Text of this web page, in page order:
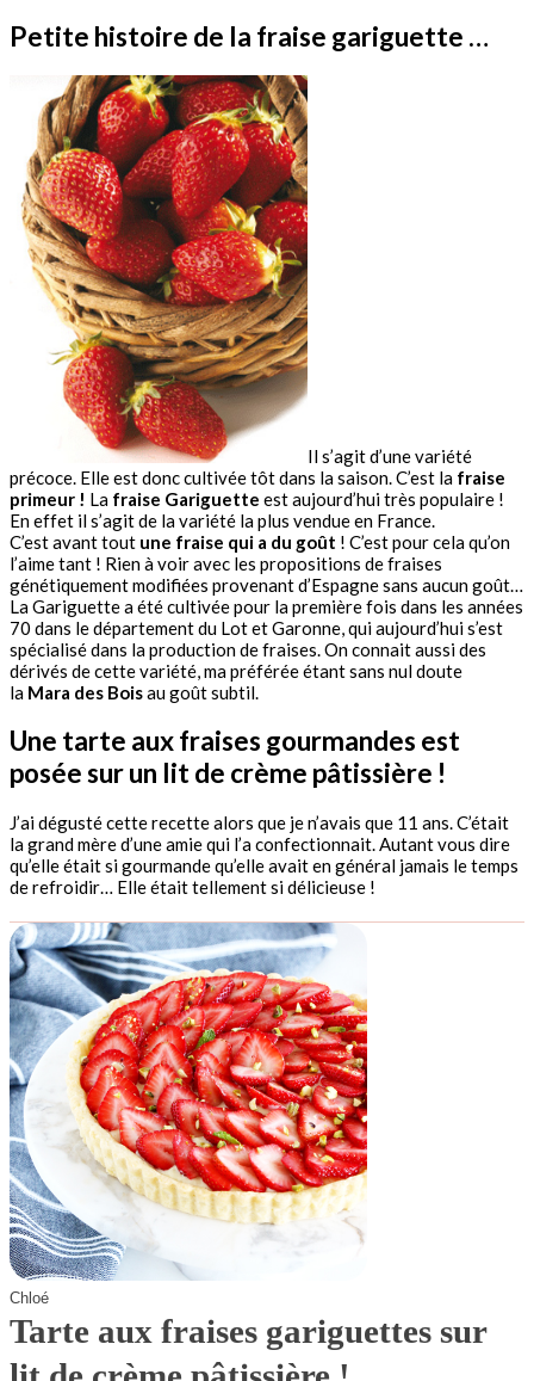
Petite histoire de la fraise gariguette …
Il s’agit d’une variété
précoce. Elle est donc cultivée tôt dans la saison. C’est la fraise
primeur ! La fraise Gariguette est aujourd’hui très populaire !
En effet il s’agit de la variété la plus vendue en France.
C’est avant tout une fraise qui a du goût ! C’est pour cela qu’on
l’aime tant ! Rien à voir avec les propositions de fraises
génétiquement modifiées provenant d’Espagne sans aucun goût…
La Gariguette a été cultivée pour la première fois dans les années
70 dans le département du Lot et Garonne, qui aujourd’hui s’est
spécialisé dans la production de fraises. On connait aussi des
dérivés de cette variété, ma préférée étant sans nul doute
la Mara des Boisau goût subtil.
Une tarte aux fraises gourmandes est
posée sur un lit de crème pâtissière !
J’ai dégusté cette recette alors que je n’avais que 11 ans. C’était
la grand mère d’une amie qui l’a confectionnait. Autant vous dire
qu’elle était si gourmande qu’elle avait en général jamais le temps
de refroidir… Elle était tellement si délicieuse !
Chloé
Tarte aux fraises gariguettes sur